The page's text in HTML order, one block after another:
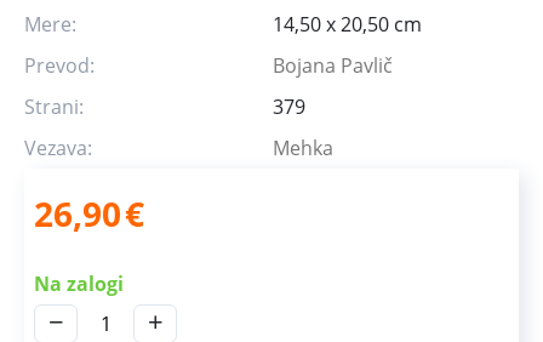
Mere:
14,50 x 20,50 cm
Prevod:
Bojana Pavlič
Strani:
379
Vezava:
Mehka
26,90€
Na zalogi
+
−